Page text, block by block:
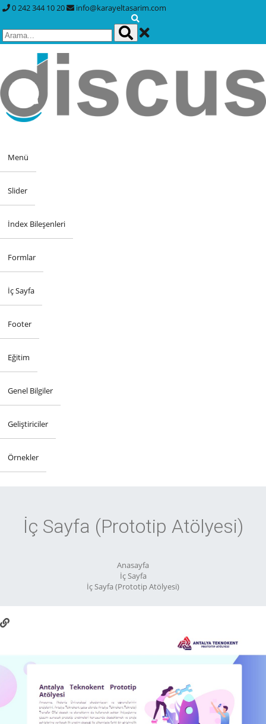
0 242 344 10 20 info@karayeltasarim.com
Menü
Slider
İndex Bileşenleri
Formlar
İç Sayfa
Footer
Eğitim
Genel Bilgiler
Geliştiriciler
Örnekler
İç Sayfa (Prototip Atölyesi)
Anasayfa
İç Sayfa
İç Sayfa (Prototip Atölyesi)